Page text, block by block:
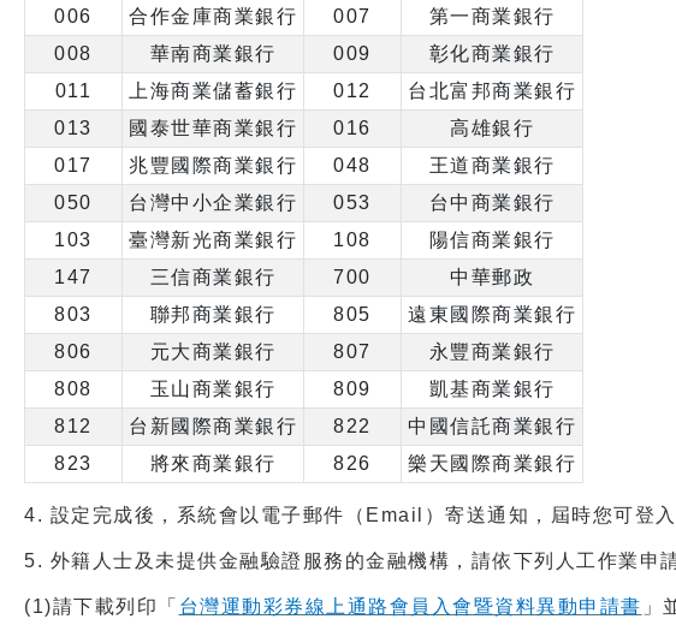
006
合作金庫商業銀行 007
第一商業銀行
008
華南商業銀行 009
彰化商業銀行
011
上海商業儲蓄銀行 012
台北富邦商業銀行
013
國泰世華商業銀行 016
高雄銀行
017
兆豐國際商業銀行 048
王道商業銀行
050
台灣中小企業銀行 053
台中商業銀行
103
臺灣新光商業銀行 108
陽信商業銀行
147
三信商業銀行 700
中華郵政
803
聯邦商業銀行 805
遠東國際商業銀行
806
元大商業銀行 807
永豐商業銀行
808
玉山商業銀行 809
凱基商業銀行
812
台新國際商業銀行 822
中國信託商業銀行
823
將來商業銀行 826 樂天國際商業銀行
4. 設定完成後，系統會以電子郵件（Email）寄送通知，屆時您可登
5. 外籍人士及 未提供金融驗證服務的金融機構，請依下列人工作業申
(1)請下載列印「 台灣運動彩券線上通路會員入會暨資料異動申請書 」